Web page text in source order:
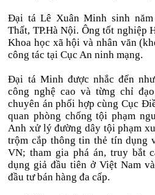
Đại tá Lê Xuân Minh sinh năm
Thất, TP.Hà Nội. Ông tốt nghiệp
Khoa học xã hội và nhân văn
công tác tại Cục An ninh mạng.
Đại tá Minh được nhắc đến
công nghệ cao và từng chỉ
chuyên án phối hợp cùng Cục
quan phòng chống tội phạm
Anh xử lý đường dây tội phạm
trộm cắp thông tin thẻ tín dụng
VN; tham gia phá án, truy bắt
dụng giả đầu tiên ở Việt Nam
đầu tư bán hàng đa cấp.